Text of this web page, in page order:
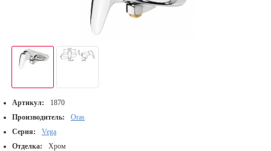
Артикул:
1870
Производитель:
Oras
Серия:
Vega
Отделка:
Хром